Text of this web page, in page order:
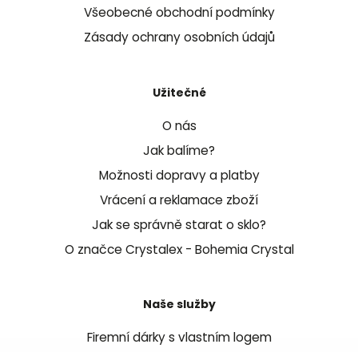
Všeobecné obchodní podmínky
Zásady ochrany osobních údajů
Užitečné
O nás
Jak balíme?
Možnosti dopravy a platby
Vrácení a reklamace zboží
Jak se správně starat o sklo?
O značce Crystalex - Bohemia Crystal
Naše služby
Firemní dárky s vlastním logem